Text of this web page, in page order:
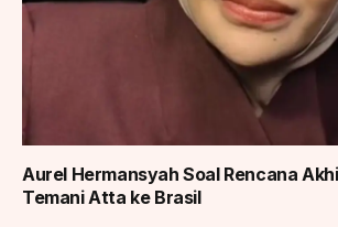
Aurel Hermansyah Soal Rencana
Temani Atta ke Brasil